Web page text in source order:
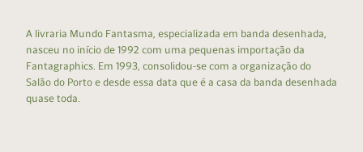
A livraria Mundo Fantasma, especializada em banda desenhada,
nasceu no início de 1992 com uma pequenas importação da
Fantagraphics. Em 1993, consolidou-se com a organização do
Salão do Porto e desde essa data que é a casa da banda desenhada
quase toda.